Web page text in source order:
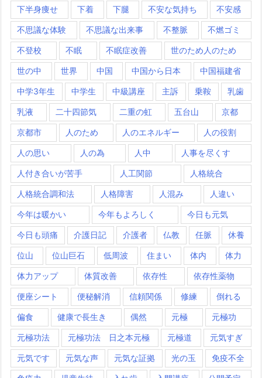
下半身痩せ 下着 下腿 不安な気持ち 不安感
不思議な体験 不思議な出来事 不整脈 不燃ゴミ
不登校 不眠 不眠症改善 世のため人のため
世の中 世界 中国 中国から日本 中国福建省
中学3年生 中学生 中級講座 主訴 乗鞍 乳歯
乳液 二十四節気 二重の虹 五台山 京都
京都市 人のため 人のエネルギー 人の役割
人の思い 人の為 人中 人事を尽くす
人付き合いが苦手 人工関節 人格統合
人格統合調和法 人格障害 人混み 人違い
今年は暖かい 今年もよろしく 今日も元気
今日も頭痛 介護日記 介護者 仏教 任脈 休養
位山 位山巨石 低周波 住まい 体内 体力
体力アップ 体質改善 依存性 依存性薬物
便座シート 便秘解消 信頼関係 修練 倒れる
偏食 健康で長生き 偶然 元極 元極功
元極功法 元極功法 日之本元極 元極道 元気すぎ
元気です 元気な声 元気な証拠 光の玉 免疫不全